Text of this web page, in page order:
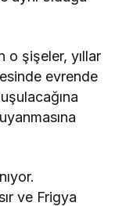
o şişeler, yıllar
evrende
ve Frigya